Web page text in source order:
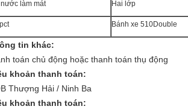
nước làm mát Hai lớp
Bánh xe 510Double
tin khác:
toán chủ động hoặc thanh toán thụ động
khoản thanh toán:
Thượng Hải / Ninh Ba
khoản thanh toán: